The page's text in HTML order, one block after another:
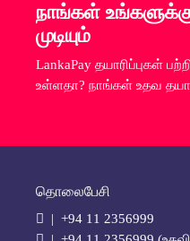
நாங்கள்
முடியும்
LankaPay தயாரிப்புகள்
உள்ளதா? நாங்கள் உதவ
தொலைபேசி
| +94 11 2356999